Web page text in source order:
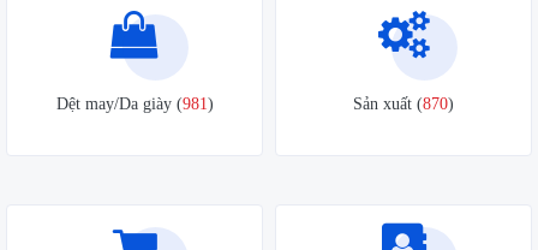
Dệt may/Da giày (981) Sản xuất (870)